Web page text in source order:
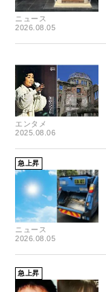
ニュース
2026.08.05
エンタメ
2025.08.06
急上昇
ニュース
2026.08.05
急上昇